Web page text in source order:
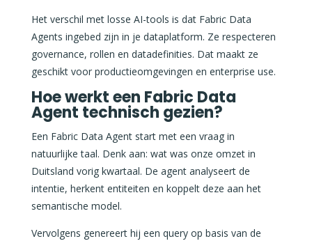
Het verschil met losse AI-tools is dat Fabric Data
Agents ingebed zijn in je dataplatform. Ze respecteren
governance, rollen en datadefinities. Dat maakt ze
geschikt voor productieomgevingen en enterprise use.
Hoe werkt een Fabric Data
Agent technisch gezien?
Een Fabric Data Agent start met een vraag in
natuurlijke taal. Denk aan: wat was onze omzet in
Duitsland vorig kwartaal. De agent analyseert de
intentie, herkent entiteiten en koppelt deze aan het
semantische model.
Vervolgens genereert hij een query op basis van de